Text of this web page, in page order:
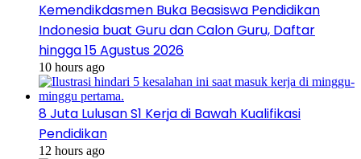
Kemendikdasmen Buka Beasiswa Pendidikan
Indonesia buat Guru dan Calon Guru, Daftar
hingga 15 Agustus 2026
10 hours ago
8 Juta Lulusan S1 Kerja di Bawah Kualifikasi
Pendidikan
12 hours ago